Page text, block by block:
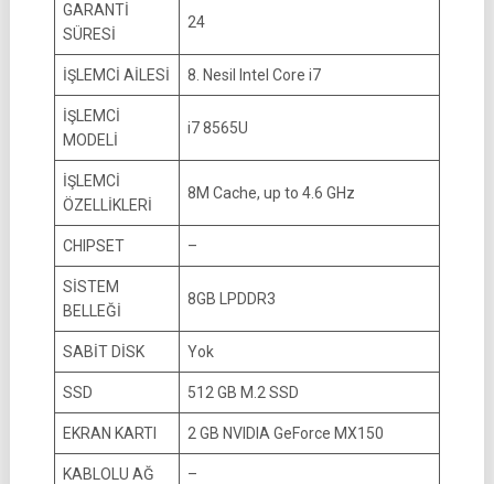
GARANTİ
SÜRESİ
24
İŞLEMCİ AİLESİ 8. Nesil Intel Core i7
İŞLEMCİ
MODELİ
i7 8565U
İŞLEMCİ
ÖZELLİKLERİ
8M Cache, up to 4.6 GHz
CHIPSET –
SİSTEM
BELLEĞİ
8GB LPDDR3
SABİT DİSK Yok
SSD 512 GB M.2 SSD
EKRAN KARTI 2 GB NVIDIA GeForce MX150
KABLOLU AĞ –